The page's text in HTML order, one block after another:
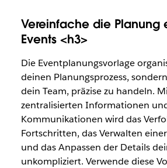
Vereinfache die Planung
Events <h3>
Die Eventplanungsvorlage
deinen Planungsprozess,
dein Team, präzise zu handeln.
zentralisierten Informationen
Kommunikationen wird das
Fortschritten, das Verwalten
und das Anpassen der Details
unkompliziert. Verwende diese